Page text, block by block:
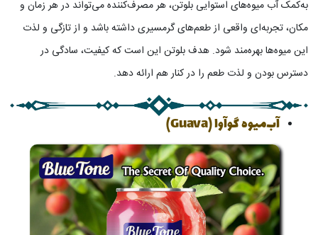
به‌کمک آب ‌میوه‌های استوایی بلوتن، هر مصرف‌کننده می‌تواند در هر زمان و
مکان، تجربه‌ای واقعی از طعم‌های گرمسیری داشته باشد و از تازگی و لذت
این میوه‌ها بهره‌مند شود. هدف بلوتن این است که کیفیت، سادگی در
دسترس بودن و لذت طعم را در کنار هم ارائه دهد.
آب‌میوه گوآوا (Guava)